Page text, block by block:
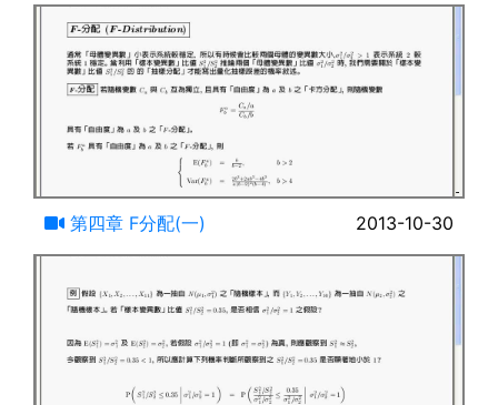
第四章 F分配(一) 2013-10-30